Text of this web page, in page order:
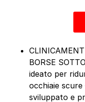
BORSE
ideato per
occhiaie
sviluppato e